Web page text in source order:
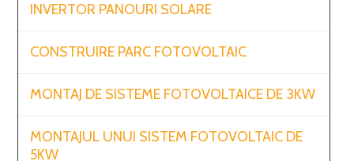
INVERTOR PANOURI SOLARE
CONSTRUIRE PARC FOTOVOLTAIC
MONTAJ DE SISTEME FOTOVOLTAICE DE 3KW
MONTAJUL UNUI SISTEM FOTOVOLTAIC DE
5KW